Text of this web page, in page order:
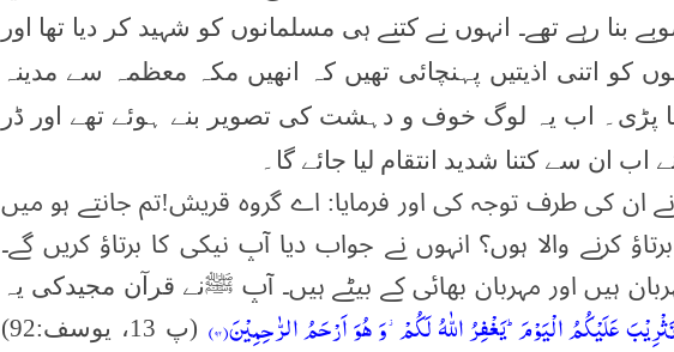
بنا رہے تھے۔ انہوں نے کتنے ہی مسلمانوں کو شہید کر دیا تھا اور
کو اتنی اذیتیں پہنچائی تھیں کہ انھیں مکہ معظمہ سے مدینہ
پڑی۔ اب یہ لوگ خوف و دہشت کی تصویر بنے ہوئے تھے اور ڈر
اب ان سے کتنا شدید انتقام لیا جائے گا۔
نے ان کی طرف توجہ کی اور فرمایا: اے گروہ قریش!تم جانتے ہو میں
کرنے والا ہوں؟ انہوں نے جواب دیا آپ نیکی کا برتاؤ کریں گے۔
ہیں اور مہربان بھائی کے بیٹے ہیں۔ آپ ﷺنے قرآن مجیدکی یہ
عَلَیْكُمُ الْیَوْمَؕ-یَغْفِرُ اللّٰهُ لَكُمْ٘-وَ هُوَ اَرْحَمُ الرّٰحِمِیْنَ(۹۲)
(پ 13، یوسف:92)